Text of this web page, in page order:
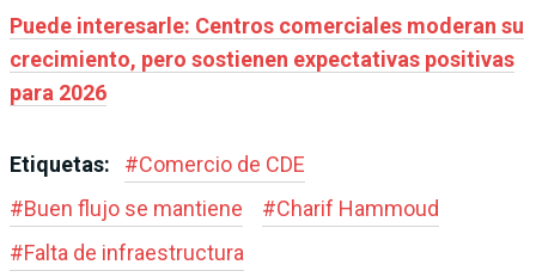
Puede interesarle: Centros comerciales moderan su
crecimiento, pero sostienen expectativas positivas
para 2026
Etiquetas: #Comercio de CDE
#Buen flujo se mantiene #Charif Hammoud
#Falta de infraestructura